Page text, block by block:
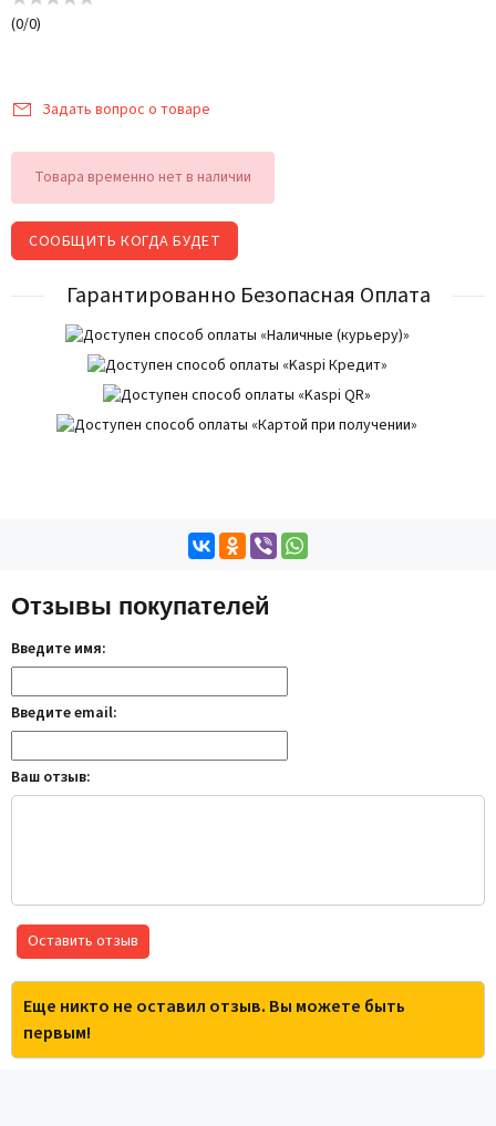
(0/0)
Задать вопрос о товаре
Товара временно нет в наличии
СООБЩИТЬ КОГДА БУДЕТ
Гарантированно Безопасная Оплата
Отзывы покупателей
Введите имя:
Введите email:
Ваш отзыв:
Оставить отзыв
Еще никто не оставил отзыв. Вы можете быть
первым!